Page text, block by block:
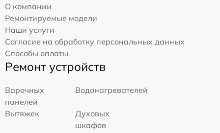
О компании
Ремонтируемые модели
Наши услуги
Согласие на обработку персональных данных
Способы оплаты
Ремонт устройств
Варочных
панелей
Водонагревателей
Вытяжек
Духовых
шкафов